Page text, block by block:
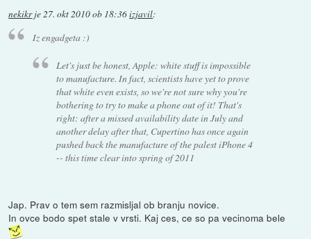
nekikrje27. okt 2010 ob 18:36izjavil:
Iz engadgeta :)
Let's just be honest, Apple: white stuff is impossible
to manufacture. In fact, scientists have yet to prove
that white even exists, so we're not sure why you're
bothering to try to make a phone out of it! That's
right: after a missed availability date in July and
another delay after that, Cupertino has once again
pushed back the manufacture of the palest iPhone 4
-- this time clear into spring of 2011
Jap. Prav o tem sem razmisljal ob branju novice.
In ovce bodo spet stale v vrsti. Kaj ces, ce so pa vecinoma bele